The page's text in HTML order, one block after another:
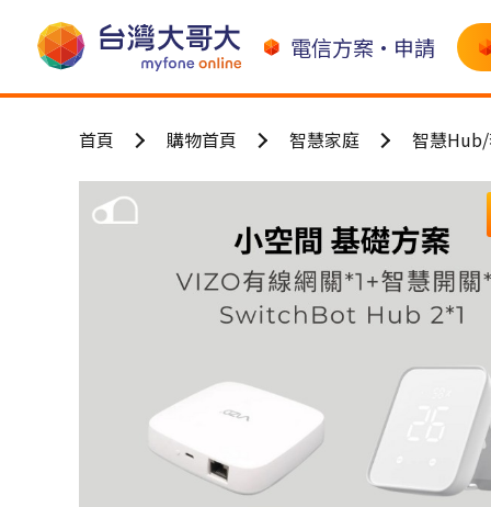
電信方案•申請
首頁 購物首頁 智慧家庭 智慧